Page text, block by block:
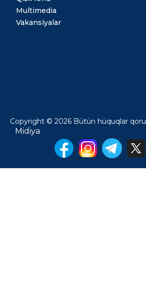
Multimedia
Vakansiyalar
Copyright © 2026 Bütün hüquqlar
Midiya